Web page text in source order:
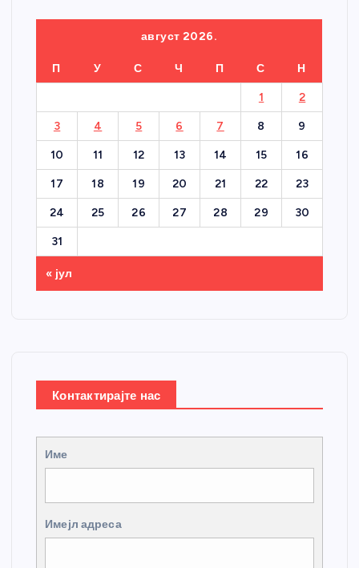
август 2026.
П У С Ч П С Н
1 2
3 4 5 6 7 8 9
10 11 12 13 14 15 16
17 18 19 20 21 22 23
24 25 26 27 28 29 30
31
« јул
Контактирајте нас
Име
Имејл адреса